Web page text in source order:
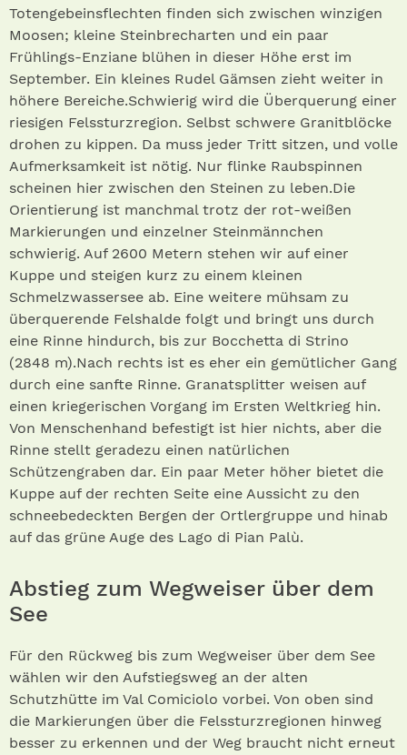
Totengebeinsflechten finden sich zwischen winzigen
Moosen; kleine Steinbrecharten und ein paar
Frühlings-Enziane blühen in dieser Höhe erst im
September. Ein kleines Rudel Gämsen zieht weiter in
höhere Bereiche.Schwierig wird die Überquerung einer
riesigen Felssturzregion. Selbst schwere Granitblöcke
drohen zu kippen. Da muss jeder Tritt sitzen, und volle
Aufmerksamkeit ist nötig. Nur flinke Raubspinnen
scheinen hier zwischen den Steinen zu leben.Die
Orientierung ist manchmal trotz der rot-weißen
Markierungen und einzelner Steinmännchen
schwierig. Auf 2600 Metern stehen wir auf einer
Kuppe und steigen kurz zu einem kleinen
Schmelzwassersee ab. Eine weitere mühsam zu
überquerende Felshalde folgt und bringt uns durch
eine Rinne hindurch, bis zur Bocchetta di Strino
(2848 m).Nach rechts ist es eher ein gemütlicher Gang
durch eine sanfte Rinne. Granatsplitter weisen auf
einen kriegerischen Vorgang im Ersten Weltkrieg hin.
Von Menschenhand befestigt ist hier nichts, aber die
Rinne stellt geradezu einen natürlichen
Schützengraben dar. Ein paar Meter höher bietet die
Kuppe auf der rechten Seite eine Aussicht zu den
schneebedeckten Bergen der Ortlergruppe und hinab
auf das grüne Auge des Lago di Pian Palù.
Abstieg zum Wegweiser über dem
See
Für den Rückweg bis zum Wegweiser über dem See
wählen wir den Aufstiegsweg an der alten
Schutzhütte im Val Comiciolo vorbei. Von oben sind
die Markierungen über die Felssturzregionen hinweg
besser zu erkennen und der Weg braucht nicht erneut